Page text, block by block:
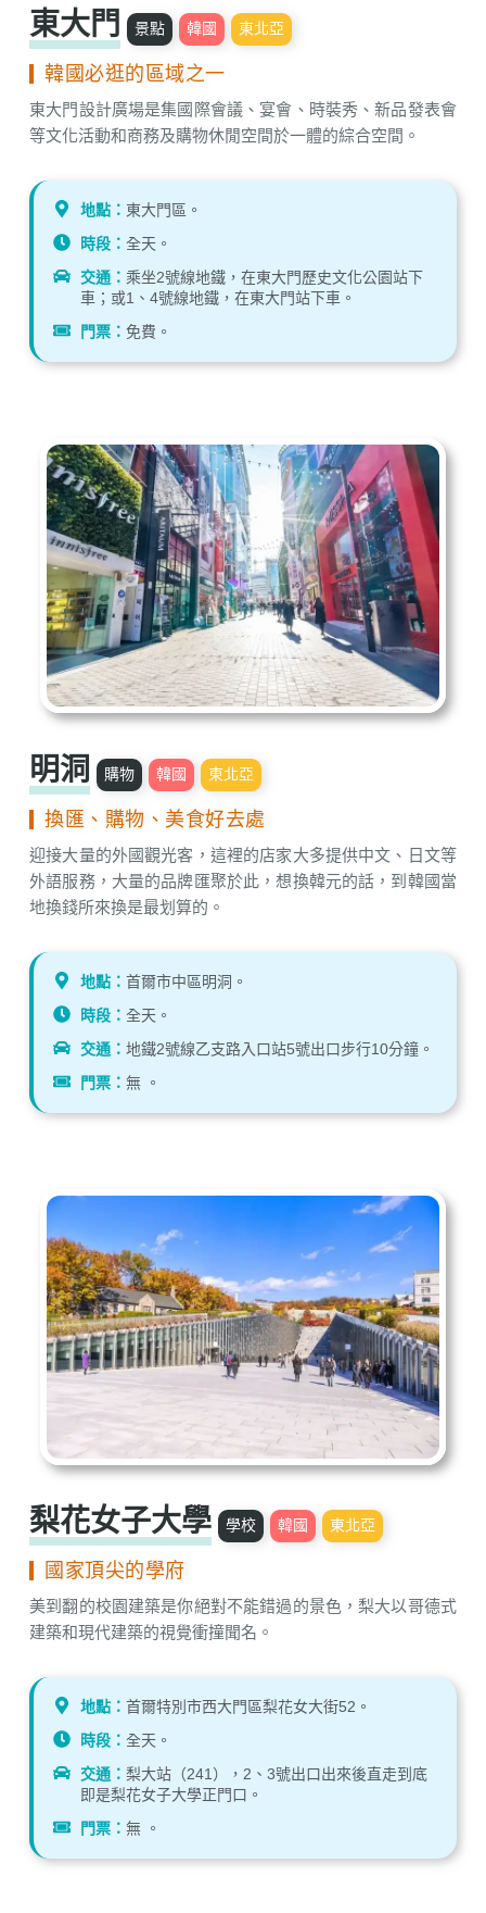
東大門 景點 韓國 東北亞
韓國必逛的區域之一
東大門設計廣場是集國際會議、宴會、時裝秀、新品發表會
等文化活動和商務及購物休閒空間於一體的綜合空間。
地點： 東大門區。
時段：全天。
交通： 乘坐2號線地鐵，在東大門歷史文化公園站下
車；或1、4號線地鐵，在東大門站下車。
門票：免費。
明洞 購物 韓國 東北亞
換匯、購物、美食好去處
迎接大量的外國觀光客，這裡的店家大多提供中文、日文等
外語服務，大量的品牌匯聚於此，想換韓元的話，到韓國當
地換錢所來換是最划算的。
地點：首爾市中區明洞。
時段：全天。
交通：地鐵2號線乙支路入口站5號出口步行10分鐘。
門票：無 。
梨花女子大學 學校 韓國 東北亞
國家頂尖的學府
美到翻的校園建築是你絕對不能錯過的景色，梨大以哥德式
建築和現代建築的視覺衝撞聞名。
地點：首爾特別市西大門區梨花女大街52。
時段：全天。
交通：梨大站（241），2、3號出口出來後直走到底
即是梨花女子大學正門口。
門票：無 。